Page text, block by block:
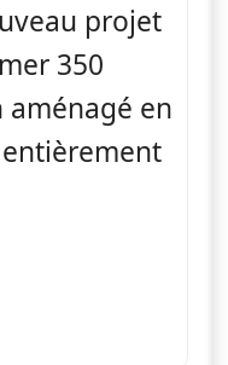
projet
350
en